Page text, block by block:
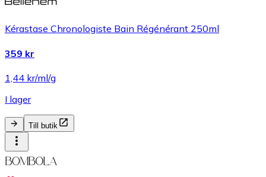
Kérastase Chronologiste Bain Régénérant 250ml
359 kr
1,44 kr/ml/g
I lager
Till butik